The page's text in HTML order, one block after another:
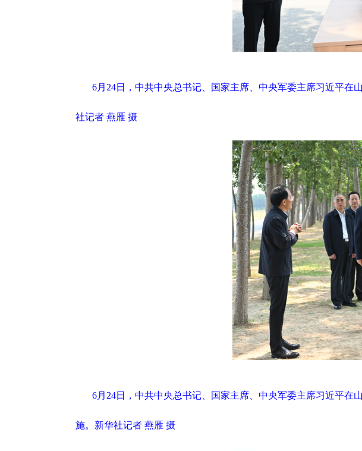
6月24日，中共中央总书记、国家主席、中央军委主席习近平在
社记者 燕雁 摄
6月24日，中共中央总书记、国家主席、中央军委主席习近平
施。新华社记者 燕雁 摄